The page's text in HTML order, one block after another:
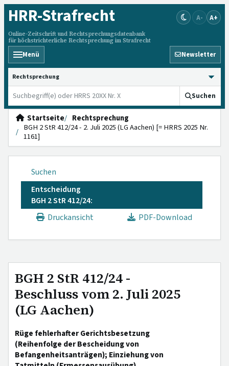
HRR-Strafrecht
Online-Zeitschrift und Rechtsprechungsdatenbank
für höchstrichterliche Rechtsprechung im Strafrecht
A- A+
Menü Newsletter
HRRS durchsuchen
Suchen
Startseite
Rechtsprechung
BGH 2 StR 412/24 - 2. Juli 2025 (LG Aachen) [= HRRS 2025 Nr.
1161]
Suchen
Entscheidung
BGH 2 StR 412/24:
Druckansicht
PDF-Download
BGH 2 StR 412/24 -
Beschluss vom 2. Juli 2025
(LG Aachen)
Rüge fehlerhafter Gerichtsbesetzung
(Reihenfolge der Bescheidung von
Befangenheitsanträgen); Einziehung von